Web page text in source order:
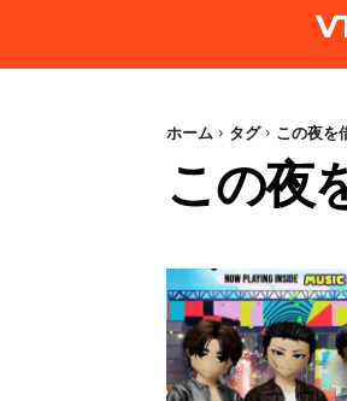
ホーム タグ この夜を
この夜